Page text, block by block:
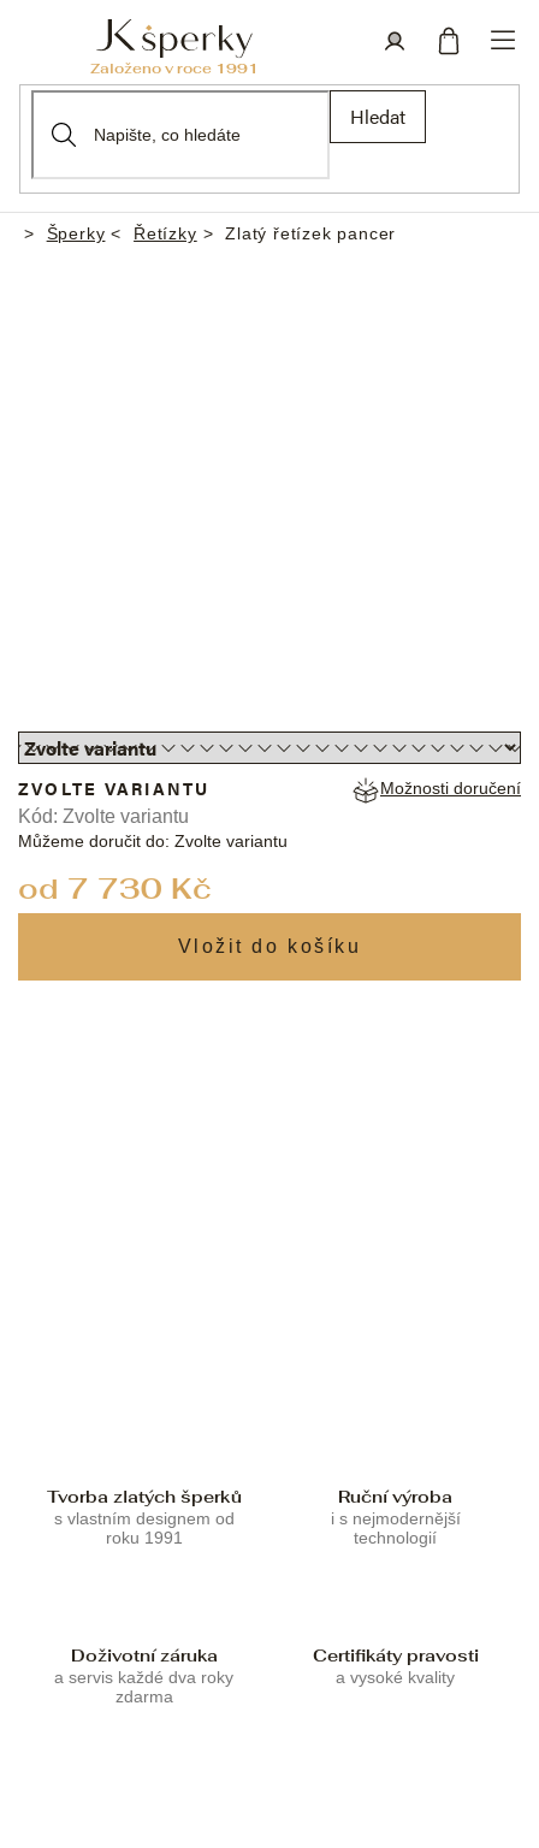
Hledat
Domů
Šperky Řetízky Zlatý řetízek pancer
od 7 730 Kč
ZVOLTE VARIANTU
Můžeme doručit do: Zvolte variantu
Možnosti doručení
Kód: Zvolte variantu
Tvorba zlatých šperků
s vlastním designem od
roku 1991
Ruční výroba
i s nejmodernější
technologií
Doživotní záruka
a servis každé dva roky
zdarma
Certifikáty pravosti
a vysoké kvality